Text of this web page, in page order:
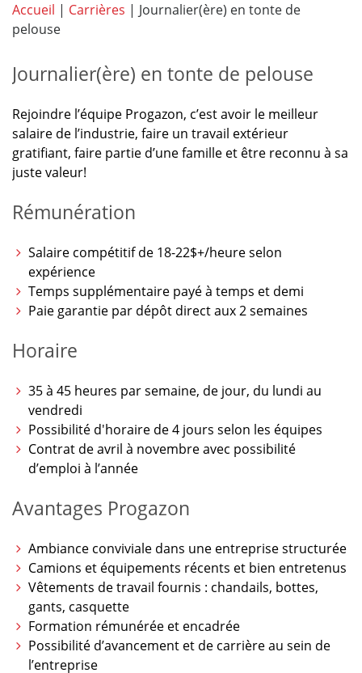
Accueil | Carrières | Journalier(ère) en tonte de
pelouse
Journalier(ère) en tonte de pelouse
Rejoindre l’équipe Progazon, c’est avoir le meilleur
salaire de l’industrie, faire un travail extérieur
gratifiant, faire partie d’une famille et être reconnu à sa
juste valeur!
Rémunération
Salaire compétitif de 18-22$+/heure selon
expérience
Temps supplémentaire payé à temps et demi
Paie garantie par dépôt direct aux 2 semaines
Horaire
35 à 45 heures par semaine, de jour, du lundi au
vendredi
Possibilité d'horaire de 4 jours selon les équipes
Contrat de avril à novembre avec possibilité
d’emploi à l’année
Avantages Progazon
Ambiance conviviale dans une entreprise structurée
Camions et équipements récents et bien entretenus
Vêtements de travail fournis : chandails, bottes,
gants, casquette
Formation rémunérée et encadrée
Possibilité d’avancement et de carrière au sein de
l’entreprise